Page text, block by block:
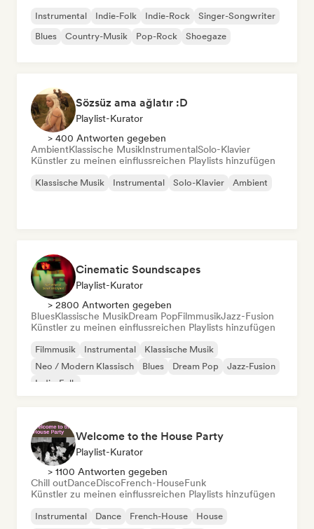
Instrumental Indie-Folk Indie-Rock
Singer-Songwriter
Blues
Country-Musik Pop-Rock Shoegaze
Sözsüz ama ağlatır :D
Playlist-Kurator
> 400 Antworten gegeben
AmbientKlassische MusikInstrumentalSolo-Klavier
Künstler zu meinen einflussreichen Playlists hinzufügen
Klassische Musik Instrumental Solo-Klavier Ambient
Cinematic Soundscapes
Playlist-Kurator
> 2800 Antworten gegeben
BluesKlassische MusikDream PopFilmmusikJazz-Fusion
Künstler zu meinen einflussreichen Playlists hinzufügen
Filmmusik Instrumental
Klassische Musik
Neo / Modern Klassisch
Blues Dream Pop
Jazz-Fusion
Indie-Folk
Welcome to the House Party
Playlist-Kurator
> 1100 Antworten gegeben
Chill outDanceDiscoFrench-HouseFunk
Künstler zu meinen einflussreichen Playlists hinzufügen
Instrumental Dance French-House House